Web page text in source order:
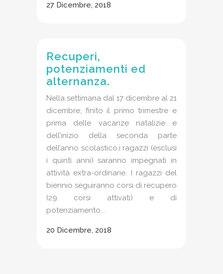
27 Dicembre, 2018
Recuperi,
potenziamenti ed
alternanza.
Nella settimana dal 17 dicembre al 21
dicembre, finito il primo trimestre e
prima delle vacanze natalizie e
dell’inizio della seconda parte
dell’anno scolastico,i ragazzi (esclusi
i quinti anni) saranno impegnati in
attività extra-ordinarie. I ragazzi del
biennio seguiranno corsi di recupero
(29 corsi attivati) e di
potenziamento...
20 Dicembre, 2018